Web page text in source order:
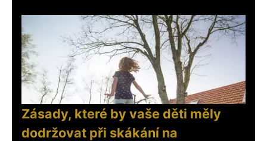
Zásady, které by vaše děti měly
dodržovat při skákání na